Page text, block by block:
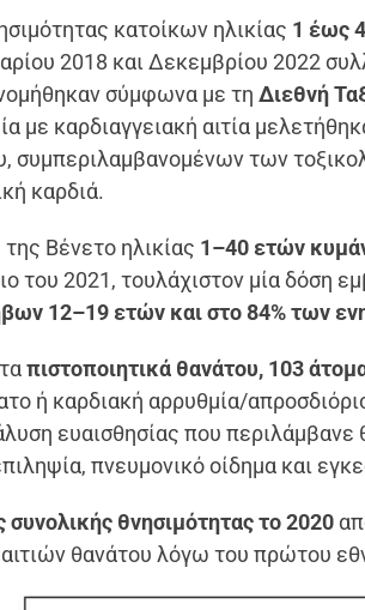
κατοίκων ηλικίας 1 έως
2018 και Δεκεμβρίου 2022
σύμφωνα με τηΔιεθνή
με καρδιαγγειακή αιτία
συμπεριλαμβανομένων των
καρδιά.
Βένετο ηλικίας 1–40 ετών
του 2021, τουλάχιστον μία δόση
12–19 ετών και στο 84% των
πιστοποιητικά θανάτου, 103
ή καρδιακή αρρυθμία/
ευαισθησίας που
πνευμονικό οίδημα και
συνολικής θνησιμότητας το 2020
θανάτου λόγω του πρώτου